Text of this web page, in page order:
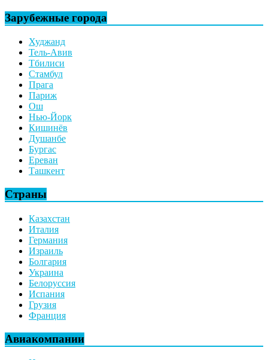
Зарубежные города
Худжанд
Тель-Авив
Тбилиси
Стамбул
Прага
Париж
Ош
Нью-Йорк
Кишинёв
Душанбе
Бургас
Ереван
Ташкент
Страны
Казахстан
Италия
Германия
Израиль
Болгария
Украина
Белоруссия
Испания
Грузия
Франция
Авиакомпании